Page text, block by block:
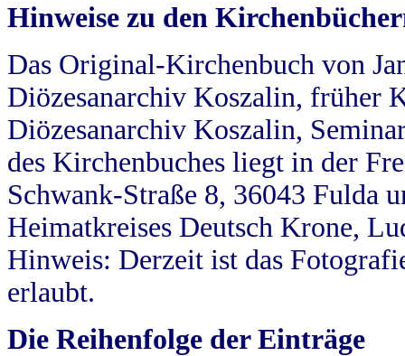
Hinweise zu den
Das Original-Kirchenbuch von
Diözesanarchiv Koszalin, früher
Diözesanarchiv Koszalin,
des Kirchenbuches liegt in der
Schwank-Straße 8, 36043 Fulda
Heimatkreises Deutsch Krone,
Hinweis: Derzeit ist das
erlaubt.
Die Reihenfolge der Einträge